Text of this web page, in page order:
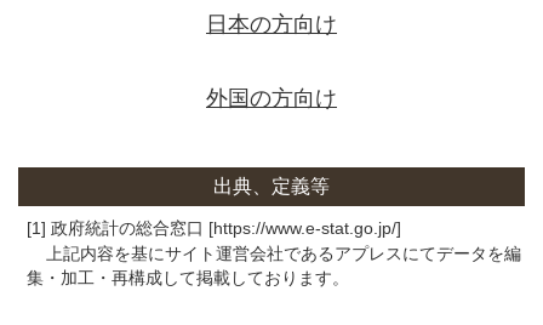
日本の方向け
外国の方向け
出典、定義等
[1] 政府統計の総合窓口 [https://www.e-stat.go.jp/]
上記内容を基にサイト運営会社であるアプレスにてデータを編
集・加工・再構成して掲載しております。